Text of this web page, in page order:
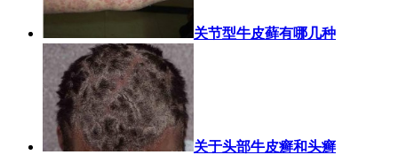
关节型牛皮藓有哪几种
关于头部牛皮癣和头癣